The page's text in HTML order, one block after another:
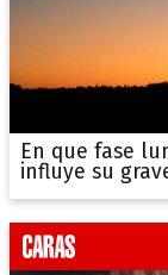
En que fase
influye su